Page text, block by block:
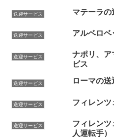
送迎サービス マテーラの
送迎サービス アルベロベ
送迎サービス
ナポリ、ア
ビス
送迎サービス ローマの
送迎サービス フィレンツ
送迎サービス
フィレン
人運転手）